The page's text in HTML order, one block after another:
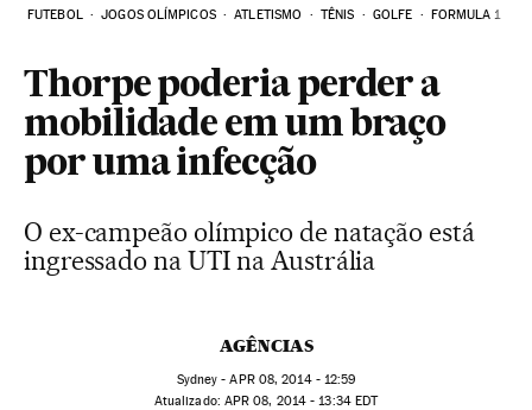
FUTEBOL JOGOS OLÍMPICOS ATLETISMO TÊNIS GOLFE FORMULA 1
Thorpe poderia perder a
mobilidade em um braço
por uma infecção
O ex-campeão olímpico de natação está
ingressado na UTI na Austrália
AGÊNCIAS
Sydney -APR08, 2014 - 12:59
atualizado: APR 08, 2014 - 13:34EDT